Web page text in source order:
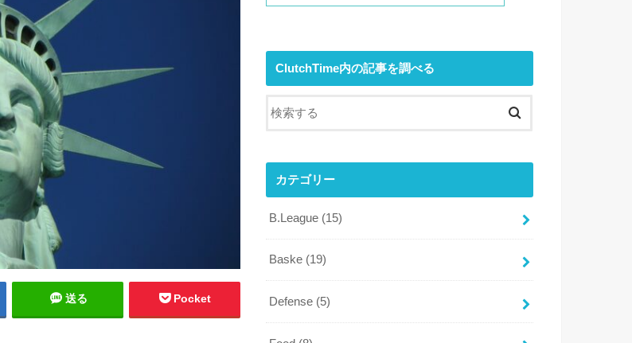
送る Pocket
ClutchTime内の記事を調べる
カテゴリー
B.League (15)
Baske (19)
Defense (5)